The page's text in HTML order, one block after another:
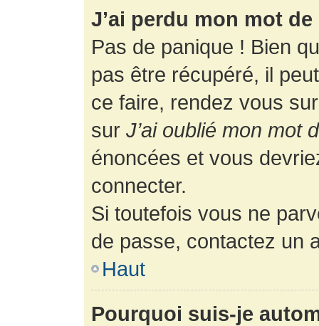
J’ai perdu mon mot
Pas de panique ! Bien
pas être récupéré, il
ce faire, rendez vous
sur J’ai oublié mon mot
énoncées et vous
connecter.
Si toutefois vous ne
de passe, contactez un
Haut
Pourquoi suis-je